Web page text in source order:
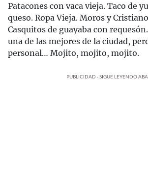
Patacones con vaca vieja. Taco de
queso. Ropa Vieja. Moros y
Casquitos de guayaba con
una de las mejores de la ciudad,
personal… Mojito, mojito, mojito.
PUBLICIDAD - SIGUE LEYENDO